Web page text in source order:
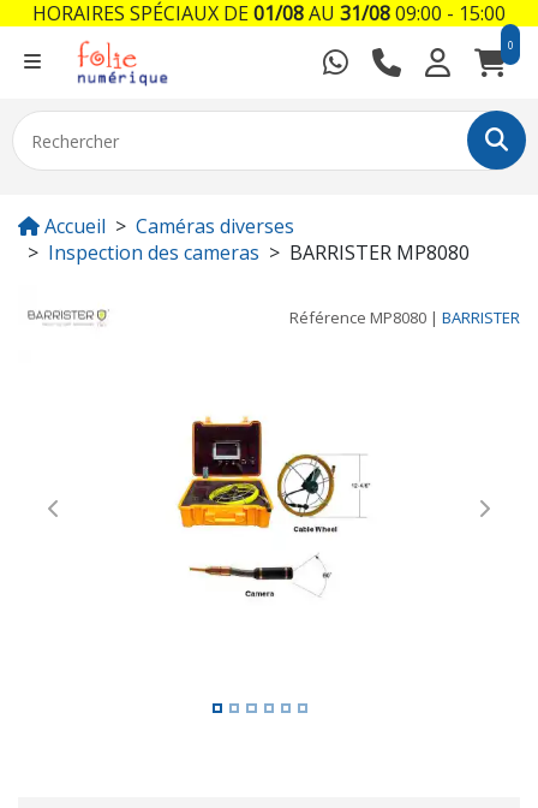
0
Accueil
Caméras diverses
Inspection des cameras
BARRISTER MP8080
Référence MP8080 | BARRISTER
Previous Next
HORAIRES SPÉCIAUX DE01/08AU 31/0809:00 - 15:00